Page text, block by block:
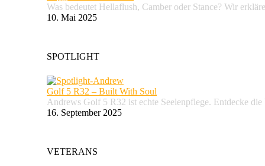
Was bedeutet Hellaflush, Camber oder Stance? Wir
10. Mai 2025
SPOTLIGHT
Golf 5 R32 – Built With Soul
Andrews Golf 5 R32 ist echte Seelenpflege. Entdecke
16. September 2025
VETERANS